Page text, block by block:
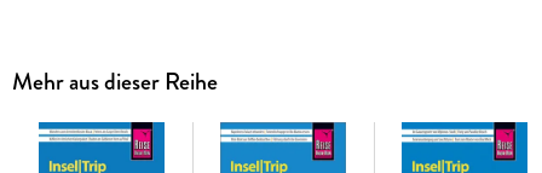
erstaunlichsten Bräuche und Feiern- Besonderheiten der
Flora und Fauna- Von blonden Igeln bis zur Feenarmee:
spannende Tipps, Exkurse und Hintergrundinfos-
Mehr aus dieser Reihe